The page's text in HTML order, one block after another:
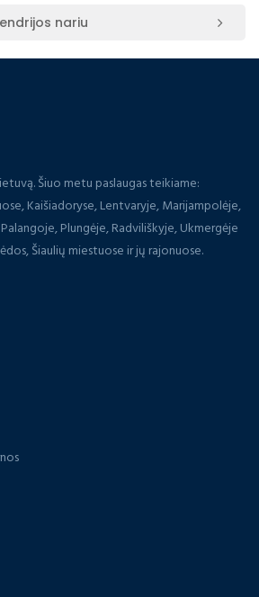
nariu
Šiuo metu paslaugas teikiame:
Kaišiadoryse, Lentvaryje, Marijampolėje,
Plungėje, Radviliškyje, Ukmergėje
Šiaulių miestuose ir jų rajonuose.